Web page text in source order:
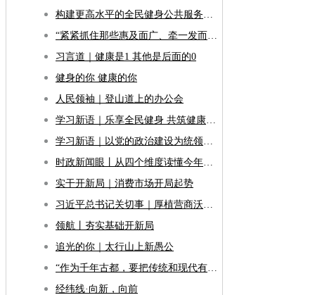
习言道｜健康是1 其他是后面的0
健身的你 健康的你
人民领袖｜登山道上的办公会
实干开新局｜消费市场开局起势
领航丨夯实基础开新局
追光的你｜太行山上新愚公
经纬线·向新，向前